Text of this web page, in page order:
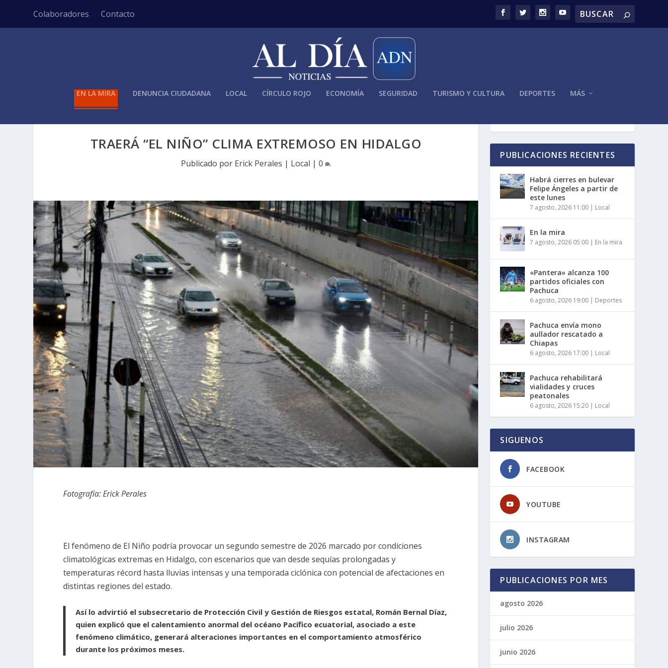
Colaboradores Contacto
EN LA MIRA DENUNCIA CIUDADANA LOCAL CÍRCULO ROJO ECONOMÍA SEGURIDAD TURISMO Y CULTURA DEPORTES MÁS
TRAERÁ “EL NIÑO” CLIMA EXTREMOSO EN HIDALGO
Publicado por Erick Perales | Local | 0
Fotografía: Erick Perales
El fenómeno de El Niño podría provocar un segundo semestre de 2026 marcado por condiciones
climatológicas extremas en Hidalgo, con escenarios que van desde sequías prolongadas y
temperaturas récord hasta lluvias intensas y una temporada ciclónica con potencial de afectaciones en
distintas regiones del estado.
Así lo advirtió el subsecretario de Protección Civil y Gestión de Riesgos estatal, Román Bernal Díaz,
quien explicó que el calentamiento anormal del océano Pacífico ecuatorial, asociado a este
fenómeno climático, generará alteraciones importantes en el comportamiento atmosférico
durante los próximos meses.
PUBLICACIONES RECIENTES
Habrá cierres en bulevar
Felipe Ángeles a partir de
este lunes
7 agosto, 2026 11:00 | Local
En la mira
7 agosto, 2026 05:00 | En la mira
«Pantera» alcanza 100
partidos oficiales con
Pachuca
6 agosto, 2026 19:00 | Deportes
Pachuca envía mono
aullador rescatado a
Chiapas
6 agosto, 2026 17:00 | Local
Pachuca rehabilitará
vialidades y cruces
peatonales
6 agosto, 2026 15:20 | Local
SIGUENOS
FACEBOOK
YOUTUBE
INSTAGRAM
PUBLICACIONES POR MES
agosto 2026
julio 2026
junio 2026